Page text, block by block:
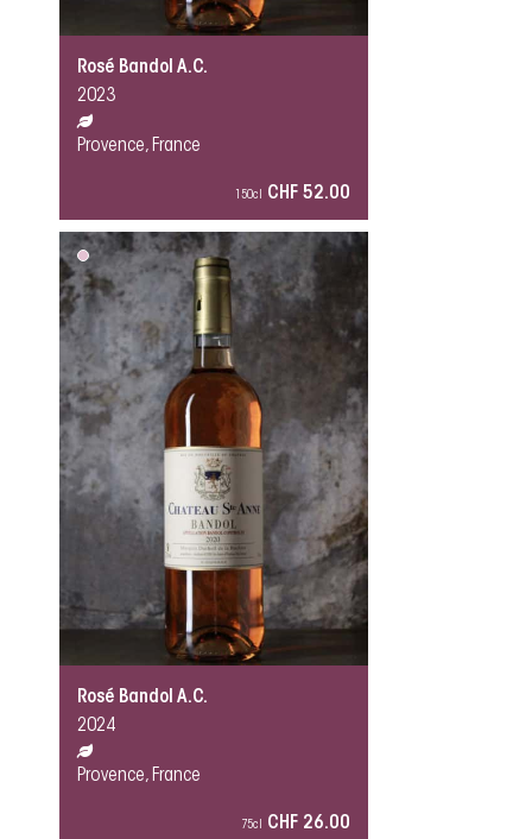
Rosé Bandol A.C.
2023
Provence, France
150cl CHF 52.00
Rosé Bandol A.C.
2024
Provence, France
75cl CHF 26.00